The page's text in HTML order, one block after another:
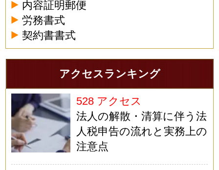
内容証明郵便
労務書式
契約書書式
アクセスランキング
528 アクセス
法人の解散・清算に伴う法
人税申告の流れと実務上の
注意点